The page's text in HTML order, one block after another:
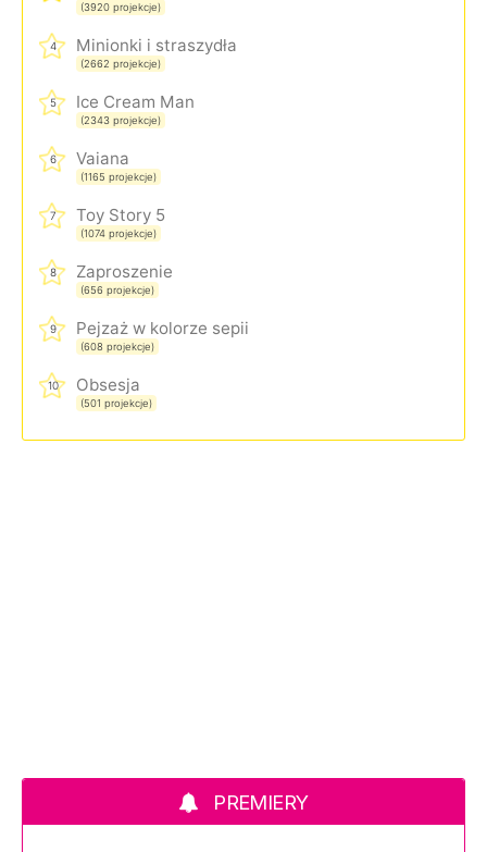
(3920 projekcje)
4 Minionki i straszydła
(2662 projekcje)
5 Ice Cream Man
(2343 projekcje)
6 Vaiana
(1165 projekcje)
7 Toy Story 5
(1074 projekcje)
8 Zaproszenie
(656 projekcje)
9 Pejzaż w kolorze sepii
(608 projekcje)
10 Obsesja
(501 projekcje)
PREMIERY